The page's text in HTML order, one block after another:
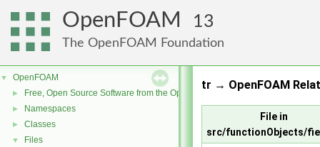
OpenFOAM 13
The OpenFOAM Foundation
▼ OpenFOAM
► Free, Open Source Software from the OpenFOAM Foundation
► Namespaces
► Classes
▼ Files
tr → OpenFOAM
File in
src/functionObjects/